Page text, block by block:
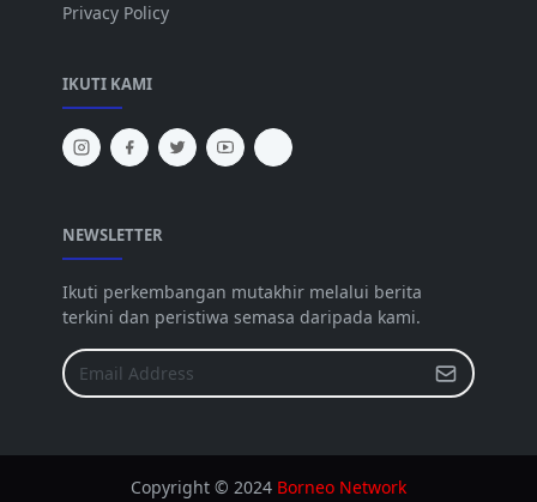
Privacy Policy
IKUTI KAMI
NEWSLETTER
Ikuti perkembangan mutakhir melalui berita
terkini dan peristiwa semasa daripada kami.
Copyright © 2024 Borneo Network